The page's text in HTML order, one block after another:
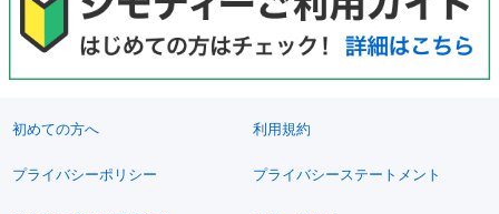
初めての方へ 利用規約
プライバシーポリシー プライバシーステートメント